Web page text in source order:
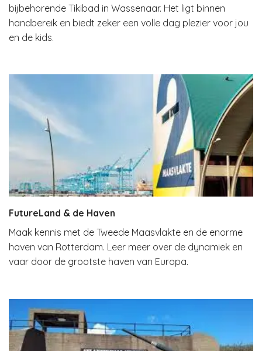
bijbehorende Tikibad in Wassenaar. Het ligt binnen
handbereik en biedt zeker een volle dag plezier voor jou
en de kids.
FutureLand & de Haven
Maak kennis met de Tweede Maasvlakte en de enorme
haven van Rotterdam. Leer meer over de dynamiek en
vaar door de grootste haven van Europa.